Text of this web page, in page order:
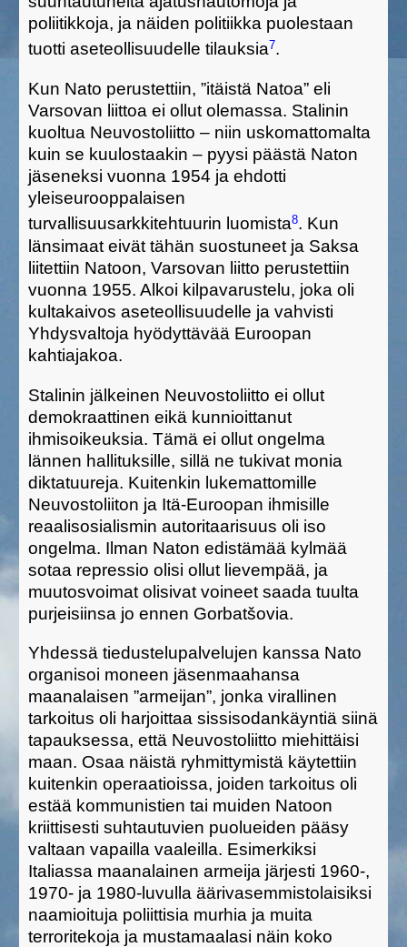
poliitikkoja, ja näiden politiikka puolestaan
tuotti aseteollisuudelle tilauksia7.
Kun Nato perustettiin, ”itäistäNatoa” eli
Varsovan liittoa ei ollut olemassa. Stalinin
kuoltuaNeuvostoliitto – niin uskomattomalta
kuin se kuulostaakin –pyysi päästä Naton
jäseneksi vuonna 1954 ja ehdotti
yleiseurooppalaisen
turvallisuusarkkitehtuurin luomista8. Kun
länsimaateivät tähän suostuneet ja Saksa
liitettiin Natoon, Varsovan liitto perustettiin
vuonna 1955. Alkoi kilpavarustelu, joka oli
kultakaivos aseteollisuudelle ja vahvisti
Yhdysvaltoja hyödyttävää Euroopan
kahtiajakoa.
Stalinin jälkeinen Neuvostoliitto ei ollut
demokraattinen eikä kunnioittanut
ihmisoikeuksia. Tämä ei ollut ongelma
lännen hallituksille, sillä ne tukivat monia
diktatuureja. Kuitenkin lukemattomille
Neuvostoliiton ja Itä-Euroopan ihmisille
reaalisosialismin autoritaarisuus oli iso
ongelma. Ilman Naton edistämää kylmää
sotaa repressio olisi ollut lievempää, ja
muutosvoimat olisivat voineet saada tuulta
purjeisiinsa jo ennen Gorbatšovia.
Yhdessä tiedustelupalvelujen kanssa Nato
organisoi moneen jäsenmaahansa
maanalaisen ”armeijan”, jonka virallinen
tarkoitus oli harjoittaa sissisodankäyntiä siinä
tapauksessa, että Neuvostoliitto miehittäisi
maan. Osaa näistä ryhmittymistä käytettiin
kuitenkin operaatioissa, joiden tarkoitus oli
estää kommunistien tai muiden Natoon
kriittisesti suhtautuvien puolueiden pääsy
valtaan vapailla vaaleilla. Esimerkiksi
Italiassa maanalainen armeija järjesti 1960-,
1970- ja 1980-luvulla äärivasemmistolaisiksi
naamioituja poliittisia murhia ja muita
terroritekoja ja mustamaalasi näin koko